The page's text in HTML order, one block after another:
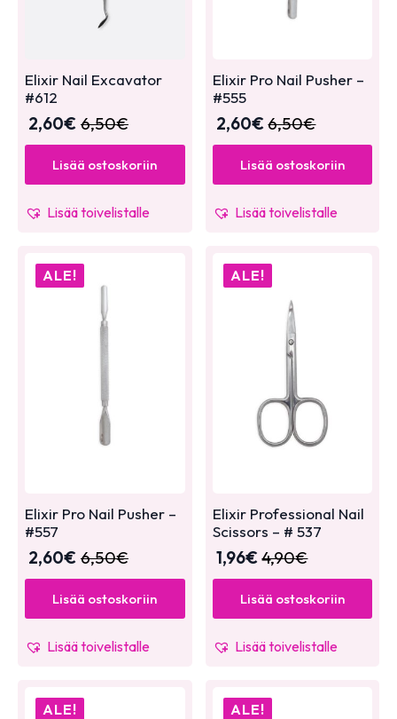
Elixir Nail Excavator
#612
6,50€
2,60€
Lisää ostoskoriin
Lisää toivelistalle
Elixir Pro Nail Pusher –
#555
6,50€
2,60€
Lisää ostoskoriin
Lisää toivelistalle
ALE!
Elixir Pro Nail Pusher –
#557
6,50€
2,60€
Lisää ostoskoriin
Lisää toivelistalle
ALE!
Elixir Professional Nail
Scissors – # 537
4,90€
1,96€
Lisää ostoskoriin
Lisää toivelistalle
ALE! ALE!